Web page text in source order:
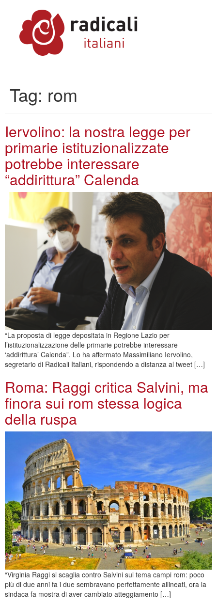
Tag: rom
Iervolino: la nostra legge per
primarie istituzionalizzate
potrebbe interessare
“addirittura” Calenda
“La proposta di legge depositata in Regione Lazio per
l’istituzionalizzazione delle primarie potrebbe interessare
‘addirittura’ Calenda”. Lo ha affermato Massimiliano Iervolino,
segretario di Radicali Italiani, rispondendo a distanza al tweet […]
Roma: Raggi critica Salvini, ma
finora sui rom stessa logica
della ruspa
“Virginia Raggi si scaglia contro Salvini sul tema campi rom: poco
più di due anni fa i due sembravano perfettamente allineati, ora la
sindaca fa mostra di aver cambiato atteggiamento […]